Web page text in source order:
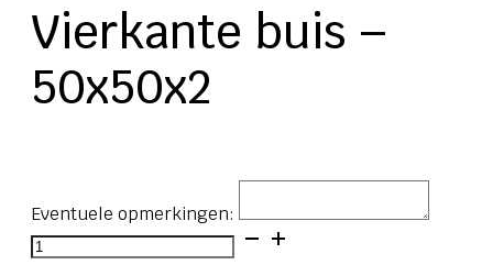
Vierkante buis –
50x50x2
Eventuele opmerkingen:
Vierkante
buis